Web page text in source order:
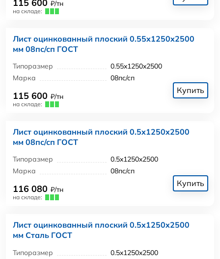
115 600 ₽/тн
на складе:
Лист оцинкованный плоский 0.55x1250x2500
мм 08пс/сп ГОСТ
Типоразмер
0.55x1250x2500
Марка
08пс/сп
115 600 ₽/тн
на складе:
Купить
Лист оцинкованный плоский 0.5x1250x2500
мм 08пс/сп ГОСТ
Типоразмер
0.5x1250x2500
Марка
08пс/сп
116 080 ₽/тн
на складе:
Купить
Лист оцинкованный плоский 0.5x1250x2500
мм Сталь ГОСТ
Типоразмер
0.5x1250x2500